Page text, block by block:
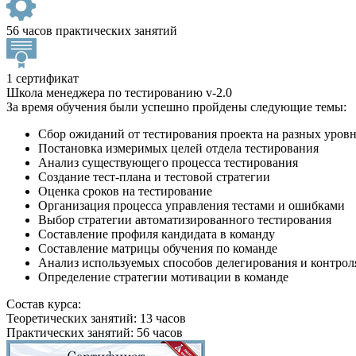
56 часов практических занятий
1 сертификат
Школа менеджера по тестированию v-2.0
За время обучения были успешно пройдены следующие темы:
Сбор ожиданий от тестирования проекта на разных
Постановка измеримых целей отдела тестирования
Анализ существующего процесса тестирования
Создание тест-плана и тестовой стратегии
Оценка сроков на тестирование
Организация процесса управления тестами и ошибками
Выбор стратегии автоматизированного тестирования
Составление профиля кандидата в команду
Составление матрицы обучения по команде
Анализ используемых способов делегирования и
Определение стратегии мотивации в команде
Состав курса:
Теоретических занятий: 13 часов
Практических занятий: 56 часов